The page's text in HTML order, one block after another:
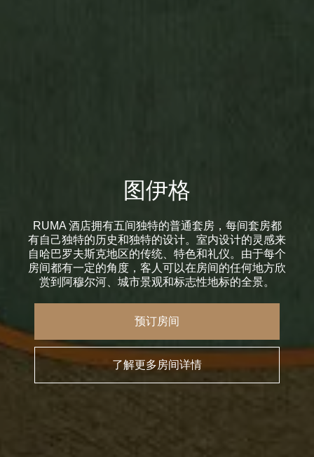
图伊格
RUMA 酒店拥有五间独特的普通套房，每间套房都
有自己独特的历史和独特的设计。室内设计的灵感来
自哈巴罗夫斯克地区的传统、特色和礼仪。由于每个
房间都有一定的角度，客人可以在房间的任何地方欣
赏到阿穆尔河、城市景观和标志性地标的全景。
预订房间
了解更多房间详情